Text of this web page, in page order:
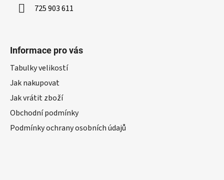
725 903 611
Informace pro vás
Tabulky velikostí
Jak nakupovat
Jak vrátit zboží
Obchodní podmínky
Podmínky ochrany osobních údajů